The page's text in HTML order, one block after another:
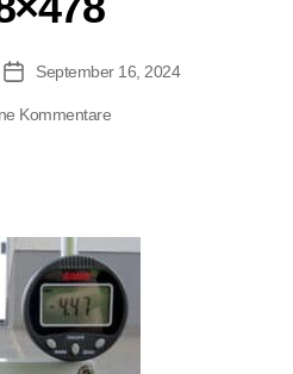
September 16, 2024
Kommentare